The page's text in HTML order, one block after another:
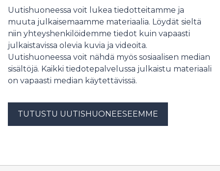
uudet lääketutkimukset lasten lääketutkimuskeskus
PeeTUssa.
Uutishuoneessa voit lukea tiedotteitamme ja
muuta julkaisemaamme materiaalia. Löydät sieltä
niin yhteyshenkilöidemme tiedot kuin vapaasti
julkaistavissa olevia kuvia ja videoita.
Uutishuoneessa voit nähdä myös sosiaalisen median
sisältöjä. Kaikki tiedotepalvelussa julkaistu materiaali
on vapaasti median käytettävissä.
TUTUSTU UUTISHUONEESEEMME